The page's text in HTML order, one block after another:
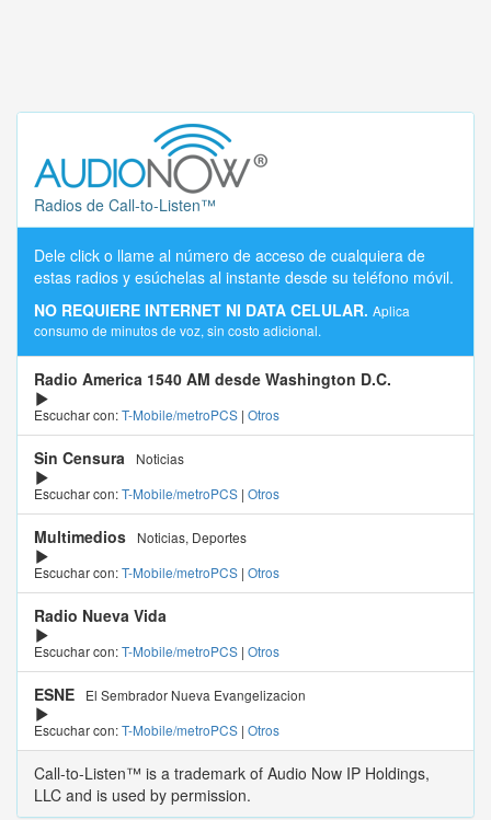
Radios de Call-to-Listen™
Dele click o llame al número de acceso de cualquiera de
estas radios y esúchelas al instante desde su teléfono móvil.
NO REQUIERE INTERNET NI DATA CELULAR. Aplica
consumo de minutos de voz, sin costo adicional.
Radio America 1540 AM desde Washington D.C.
Escuchar con:T-Mobile/metroPCS | Otros
Sin Censura
Noticias
Escuchar con:T-Mobile/metroPCS | Otros
Multimedios
Noticias, Deportes
Escuchar con:T-Mobile/metroPCS | Otros
Radio Nueva Vida
Escuchar con:T-Mobile/metroPCS | Otros
ESNE
El Sembrador Nueva Evangelizacion
Escuchar con:T-Mobile/metroPCS | Otros
Call-to-Listen™ is a trademark of Audio Now IP Holdings,
LLC and is used by permission.